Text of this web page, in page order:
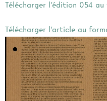
Télécharger l'édition 054 au
Télécharger l'article au